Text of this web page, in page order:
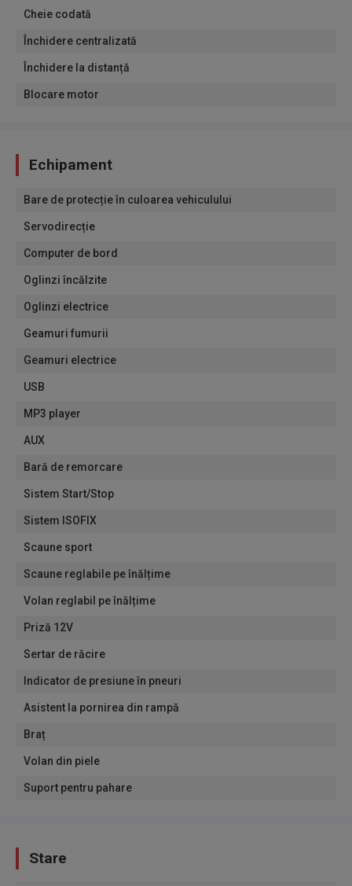
Cheie codată
Închidere centralizată
Închidere la distanță
Blocare motor
Echipament
Bare de protecție în culoarea vehiculului
Servodirecție
Computer de bord
Oglinzi încălzite
Oglinzi electrice
Geamuri fumurii
Geamuri electrice
USB
MP3 player
AUX
Bară de remorcare
Sistem Start/Stop
Sistem ISOFIX
Scaune sport
Scaune reglabile pe înălțime
Volan reglabil pe înălțime
Priză 12V
Sertar de răcire
Indicator de presiune în pneuri
Asistent la pornirea din rampă
Braț
Volan din piele
Suport pentru pahare
Stare